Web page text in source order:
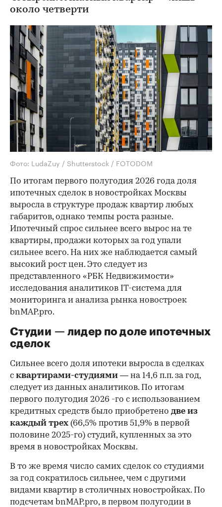
около четверти
Фото: LudaZuy / Shutterstock / FOTODOM
По итогам первого полугодия 2026 года доля
ипотечных сделок в новостройках Москвы
выросла в структуре продаж квартир любых
габаритов, однако темпы роста разные.
Ипотечный спрос сильнее всего вырос на те
квартиры, продажи которых за год упали
сильнее всего. На них же наблюдается самый
высокий рост цен. Это следует из
представленного «РБК Недвижимости»
исследования аналитиков IT-система для
мониторинга и анализа рынка новостроек
bnMAP.pro.
Студии — лидер по доле ипотечных
сделок
Сильнее всего доля ипотеки выросла в сделках
с квартирами-студиями — на 14,6 п.п. за год,
следует из данных аналитиков. По итогам
первого полугодия 2026 -го с использованием
кредитных средств было приобретено две из
каждый трех (66,5% против 51,9% в первой
половине 2025-го) студий, купленных за это
время в новостройках Москвы.
В то же время число самих сделок со студиями
за год сократилось сильнее, чем с другими
видами квартир в столичных новостройках. По
подсчетам bnMAP.pro, в первом полугодии в